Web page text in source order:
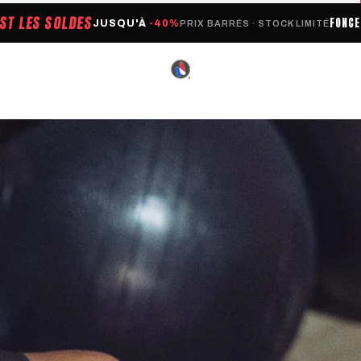
LES SOLDESJUSQU'À -40%PRIX BARRÉS · STOCK LIMITÉ